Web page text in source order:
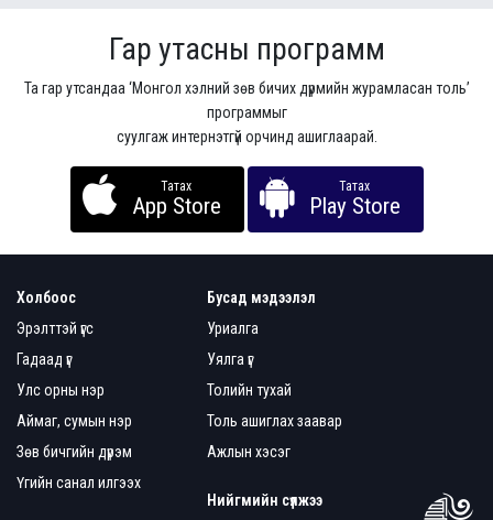
Гар утасны программ
Та гар утсандаа ‘Монгол хэлний зөв бичих дүрмийн журамласан толь’
программыг
суулгаж интернэтгүй орчинд ашиглаарай.
Татах
App Store
Татах
Play Store
Холбоос
Эрэлттэй үгс
Гадаад үг
Улс орны нэр
Аймаг, сумын нэр
Зөв бичгийн дүрэм
Үгийн санал илгээх
Бусад мэдээлэл
Уриалга
Уялга үг
Толийн тухай
Толь ашиглах заавар
Ажлын хэсэг
Нийгмийн сүлжээ